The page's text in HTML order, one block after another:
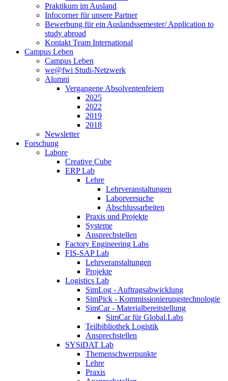
Praktikum im Ausland
Infocorner für unsere Partner
Bewerbung für ein Auslandssemester/ Application to
study abroad
Kontakt Team International
Campus Leben
Campus Leben
we@fwi Studi-Netzwerk
Alumni
Vergangene Absolventenfeiern
2025
2022
2019
2018
Newsletter
Forschung
Labore
Creative Cube
ERP Lab
Lehre
Lehrveranstaltungen
Laborversuche
Abschlussarbeiten
Praxis und Projekte
Systeme
Ansprechstellen
Factory Engineering Labs
FIS-SAP Lab
Lehrveranstaltungen
Projekte
Logistics Lab
SimLog - Auftragsabwicklung
SimPick - Kommissionierungstechnologie
SimCar - Materialbereitstellung
SimCar für Global.Labs
Teilbibliothek Logistik
Ansprechstellen
SYSiDAT Lab
Themenschwerpunkte
Lehre
Praxis